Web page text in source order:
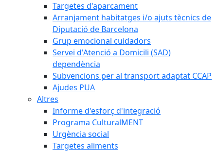
Targetes d'aparcament
Arranjament habitatges i/o ajuts tècnics de
Diputació de Barcelona
Grup emocional cuidadors
Servei d'Atenció a Domicili (SAD)
dependència
Subvencions per al transport adaptat CCAP
Ajudes PUA
Altres
Informe d'esforç d'integració
Programa CulturalMENT
Urgència social
Targetes aliments